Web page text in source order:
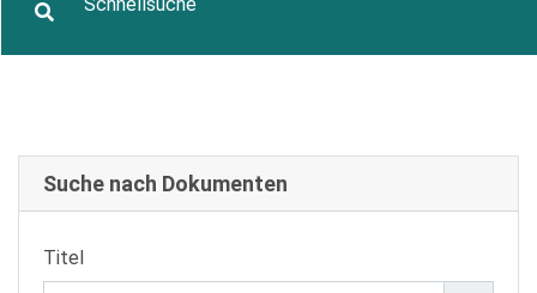
Suche nach Dokumenten
Titel